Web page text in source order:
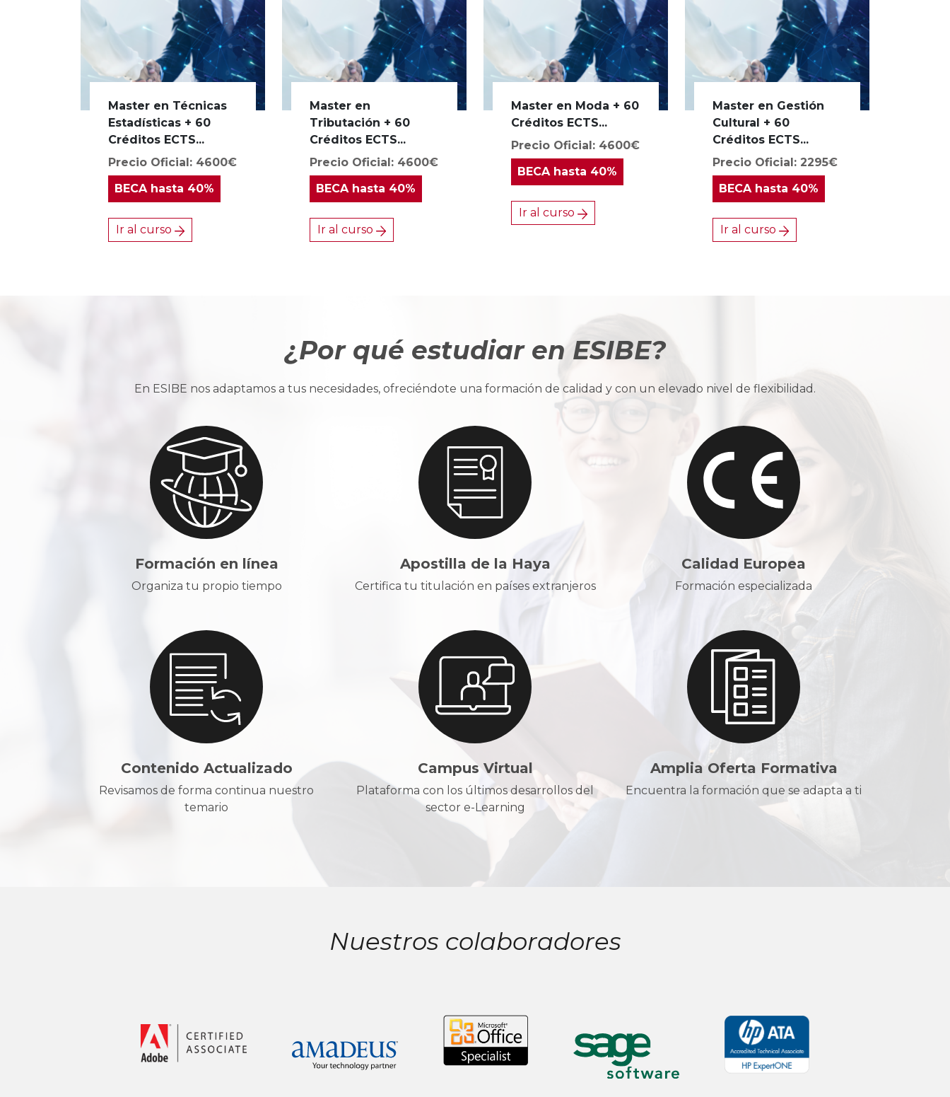
Master en Técnicas
Estadísticas + 60
Créditos ECTS...
Precio Oficial: 4600€
BECAhasta 40%
Ir al curso
Master en
Tributación + 60
Créditos ECTS...
Precio Oficial: 4600€
BECAhasta 40%
Ir al curso
Master en Moda + 60
Créditos ECTS...
Precio Oficial: 4600€
BECAhasta 40%
Ir al curso
Master en Gestión
Cultural + 60
Créditos ECTS...
Precio Oficial: 2295€
BECAhasta 40%
Ir al curso
¿Por qué estudiar en ESIBE?
En ESIBE nos adaptamos a tus necesidades, ofreciéndote una formación de calidad y con un elevado nivel de flexibilidad.
Formación en línea
Organiza tu propio tiempo
Apostilla de la Haya
Certifica tu titulación en países extranjeros
Calidad Europea
Formación especializada
Contenido Actualizado
Revisamos de forma continua nuestro
temario
Campus Virtual
Plataforma con los últimos desarrollos del
sector e-Learning
Amplia Oferta Formativa
Encuentra la formación que se adapta a ti
Nuestros colaboradores